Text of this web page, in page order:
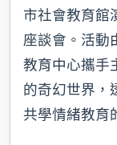
市社會教育館
座談會。活動
教育中心攜手
的奇幻世界，
共學情緒教育